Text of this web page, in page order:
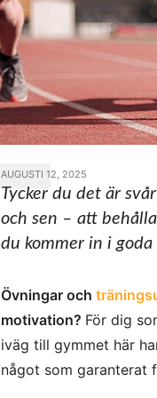
AUGUSTI 12, 2025
Tycker du det är
och sen – att
du kommer in i
Övningar och
motivation? För dig
iväg till gymmet här
något som garanterat